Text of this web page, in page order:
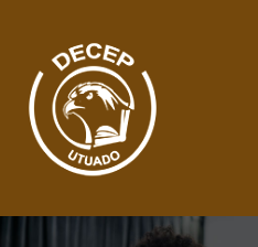
content
SOMOS